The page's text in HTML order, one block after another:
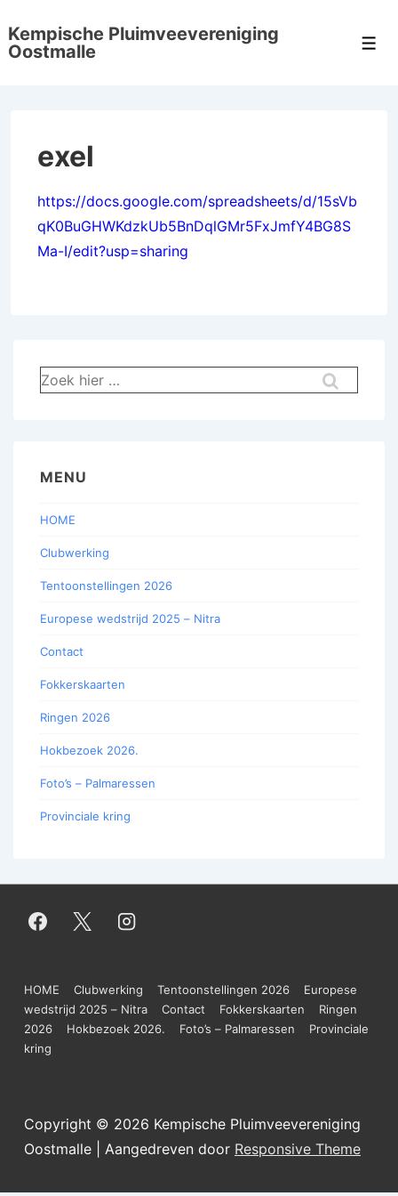
Doorgaan
naar
Kempische Pluimveevereniging
Oostmalle
exel
https://docs.google.com/spreadsheets/d/15sVb
qK0BuGHWKdzkUb5BnDqlGMr5FxJmfY4BG8S
Ma-I/edit?usp=sharing
Zoek
naar:
MENU
HOME
Clubwerking
Tentoonstellingen 2026
Europese wedstrijd 2025 – Nitra
Contact
Fokkerskaarten
Ringen 2026
Hokbezoek 2026.
Foto’s – Palmaressen
Provinciale kring
Footer
menu
HOME Clubwerking Tentoonstellingen 2026
Europese
wedstrijd 2025 – Nitra
Contact Fokkerskaarten
Ringen
2026
Hokbezoek 2026. Foto’s – Palmaressen
Provinciale
kring
Copyright © 2026 Kempische Pluimveevereniging
Oostmalle
| Aangedreven door Responsive Theme